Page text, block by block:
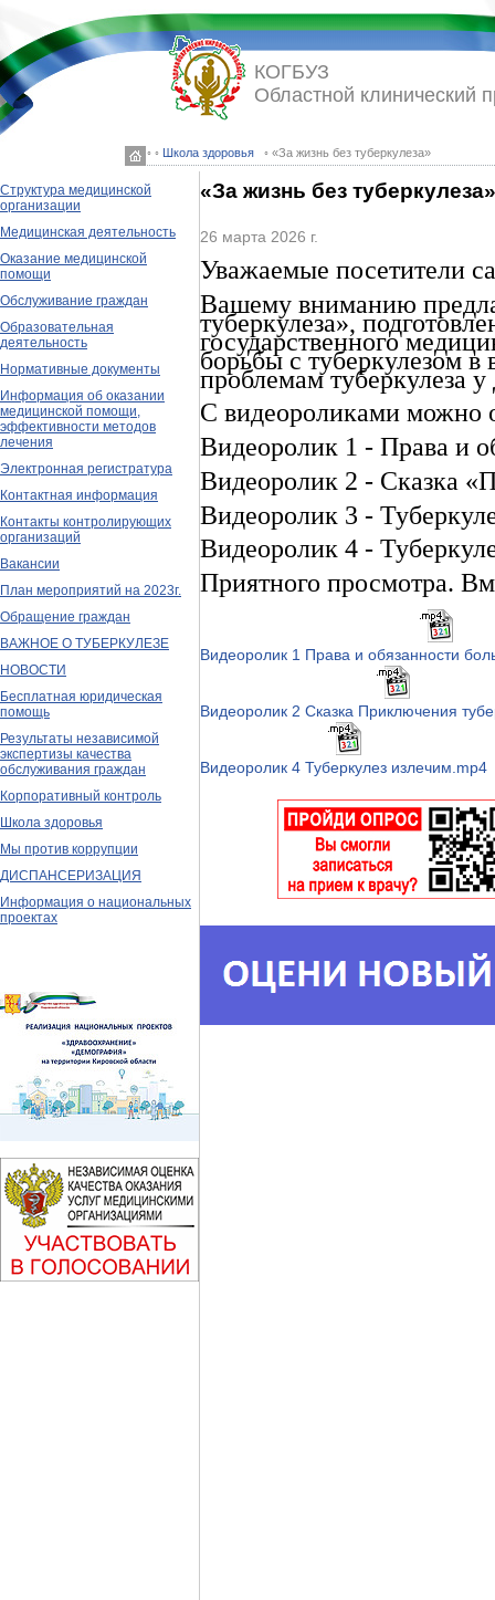
◦ ◦ Школа здоровья ◦ «За жизнь без туберкулеза»
КОГБУЗ
Областной клинический
Структура медицинской
организации
Медицинская деятельность
Оказание медицинской
помощи
Обслуживание граждан
Образовательная
деятельность
Нормативные документы
Информация об оказании
медицинской помощи,
эффективности методов
лечения
Электронная регистратура
Контактная информация
Контакты контролирующих
организаций
Вакансии
План мероприятий на 2023г.
Обращение граждан
ВАЖНОЕ О ТУБЕРКУЛЕЗЕ
НОВОСТИ
Бесплатная юридическая
помощь
Результаты независимой
экспертизы качества
обслуживания граждан
Корпоративный контроль
Школа здоровья
Мы против коррупции
ДИСПАНСЕРИЗАЦИЯ
Информация о национальных
проектах
«За жизнь без туберкулеза»
26 марта 2026 г.
Уважаемые посетители
Вашему вниманию
туберкулеза»,
государственного
борьбы с туберкулезом
проблемам туберкулеза
С видеороликами можно
Видеоролик 1 - Права и
Видеоролик 2 - Сказка
Видеоролик 3 -
Видеоролик 4 -
Приятного просмотра.
Видеоролик 1 Права и обязанности
Видеоролик 2 Сказка Приключения
Видеоролик 4 Туберкулез излечим.mp4